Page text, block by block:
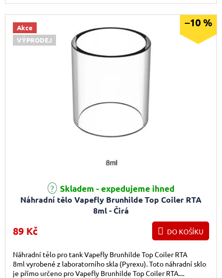
Akce
VÝPRODEJ
–10 %
Náhradní tělo Vapefly Brunhilde Top Coiler RTA
8ml - Čirá
Skladem - expedujeme ihned
89 Kč DO KOŠÍKU
Náhradní tělo pro tank Vapefly Brunhilde Top Coiler RTA
8ml vyrobené z laboratorního skla (Pyrexu). Toto náhradní sklo
je přímo určeno pro Vapefly Brunhilde Top Coiler RTA....